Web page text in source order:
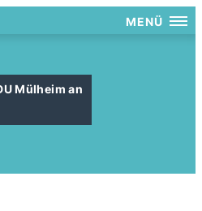
MENÜ
Mülheim an